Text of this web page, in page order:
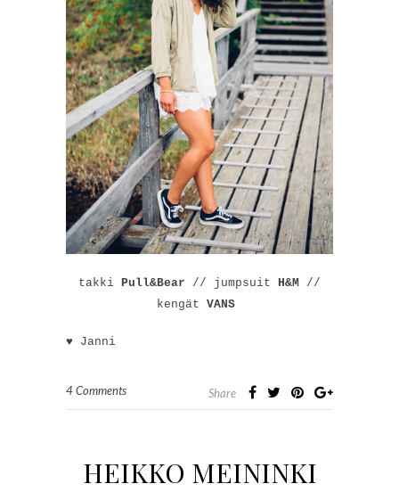
takki Pull&Bear // jumpsuit H&M //
kengät VANS
♥ Janni
4 Comments Share
HEIKKO MEININKI